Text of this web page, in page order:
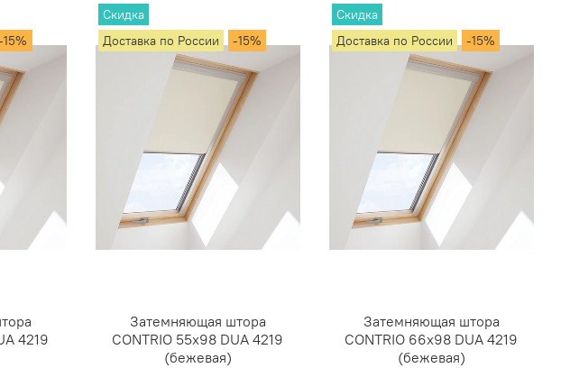
15%
4219
Скидка
Доставка по России
-15%
Затемняющая штора
CONTRIO 55х98 DUA 4219
(бежевая)
Скидка
Доставка по России
-15%
Затемняющая штора
CONTRIO 66х98 DUA 4219
(бежевая)